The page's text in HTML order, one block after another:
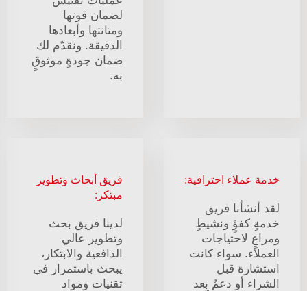
لضمان قوتها
ومتانتها وأبعادها
الدقيقة. ونقدّم لك
ضمان جودةٍ موثوقٍ
به.
خدمة عملاء احترافية:
لقد أنشأنا فريق
خدمةٍ كفؤٍ ونشيطٍ
ومراعٍ لاحتياجات
العملاء. سواء كانت
استشارة قبل
الشراء أو دعمٌ بعد
فريق أبحاث وتطوير
مبتكر:
لدينا فريق بحث
وتطوير عالي
الدافعية والابتكار،
يبحث باستمرار في
تقنيات ومواد